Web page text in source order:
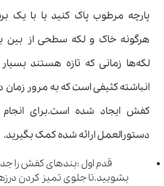
پارچه مرطوب پاک کنید یا با یک
هرگونه خاک و لکه سطحی از بین
لکه‌ها زمانی که تازه هستند
انباشته کثیفی است که به مرور زمان
کفش ایجاد شده است.برای انجام
دستورالعمل ارائه شده کمک بگیرید.
قدم اول :بندهای کفش را
بشویید.تا جلوی تمیز کردن